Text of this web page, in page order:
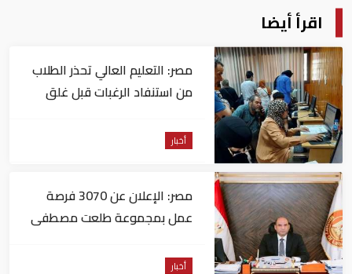
اقرأ أيضا
مصر: التعليم العالي تحذر الطلاب
من استنفاد الرغبات قبل غلق
أخبار
مصر: الإعلان عن 3070 فرصة
عمل بمجموعة طلعت مصطفى
أخبار